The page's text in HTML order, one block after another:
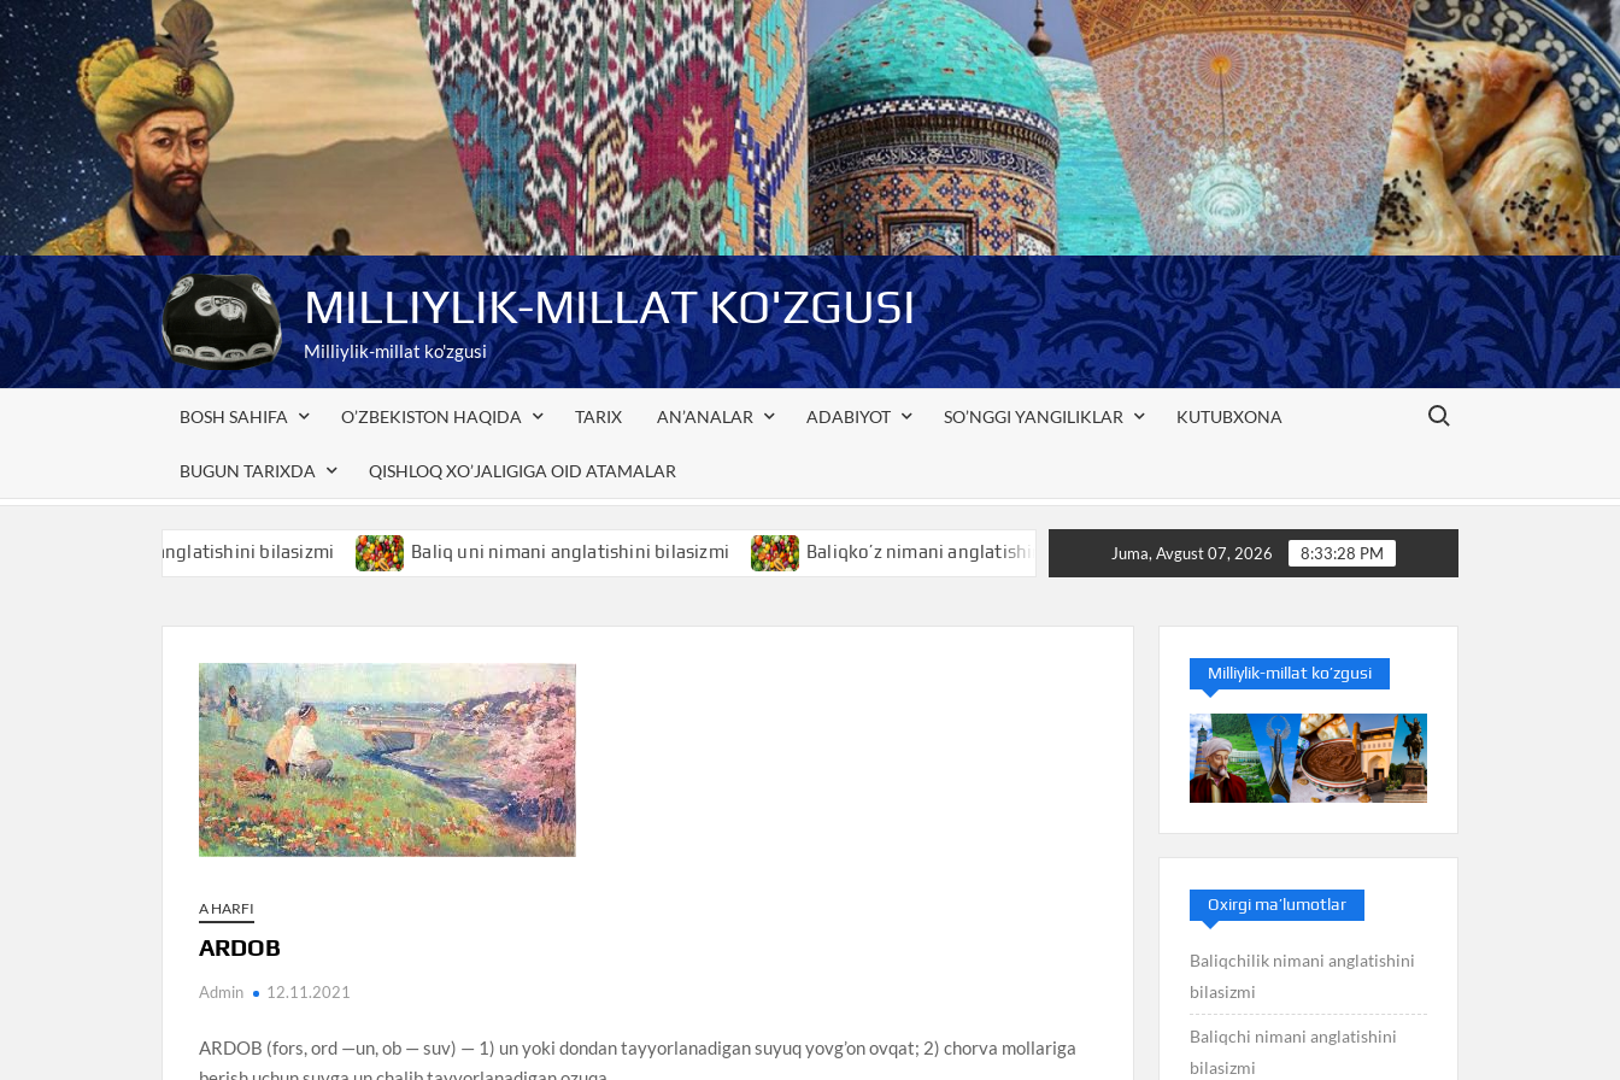
Skip
to
content
MILLIYLIK-MILLAT KO'ZGUSI
Milliylik-millat ko'zgusi
BOSH SAHIFA O’ZBEKISTON HAQIDA TARIX AN’ANALAR ADABIYOT SO’NGGI YANGILIKLAR KUTUBXONA
BUGUN TARIXDA QISHLOQ XO’JALIGIGA OID ATAMALAR
Search for:
nimani anglatishini bilasizmi Baliq uni nimani anglatishini bilasizmi Baliqko’z nimani anglatishini bilasizmi Baliq nimani anglatishini bilasizmi
Juma, Avgust 07, 2026 8:33:29 PM
A HARFI
ARDOB
Admin 12.11.2021
ARDOB (fors, ord —un, ob — suv) — 1) un yoki dondan tayyorlanadigan suyuq yovg’on ovqat; 2) chorva mollariga
Milliylik-millat ko’zgusi
Oxirgi ma’lumotlar
Baliqchilik nimani anglatishini
bilasizmi
Baliqchi nimani anglatishini
bilasizmi